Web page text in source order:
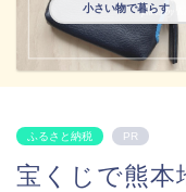
小さい物で暮らす
ふるさと納税 PR
宝くじで熊本